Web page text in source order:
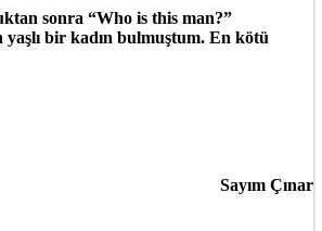
sonra “Who is this man?”
bir kadın bulmuştum. En kötü
Sayım Çınar